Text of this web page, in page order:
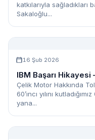
katkılarıyla sağladıkları
Sakaloğlu...
16 Şub 2026
IBM Başarı
Çelik Motor Hakkında
60’ıncı yılını
yana...